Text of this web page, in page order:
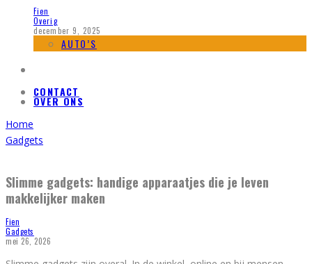
Fien
Overig
december 9, 2025
AUTO’S
CONTACT
OVER ONS
Home
Gadgets
Slimme gadgets: handige apparaatjes die je leven
makkelijker maken
Fien
Gadgets
mei 26, 2026